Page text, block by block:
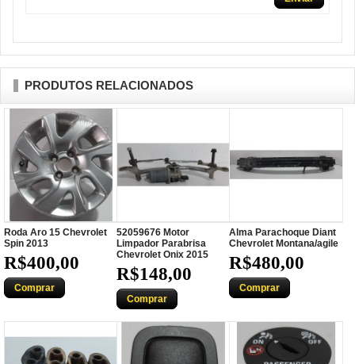
PRODUTOS RELACIONADOS
Roda Aro 15 Chevrolet
Spin 2013
R$400,00
Comprar
52059676 Motor
Limpador Parabrisa
Chevrolet Onix 2015
R$148,00
Comprar
Alma Parachoque Diant
Chevrolet Montana/agile
R$480,00
Comprar